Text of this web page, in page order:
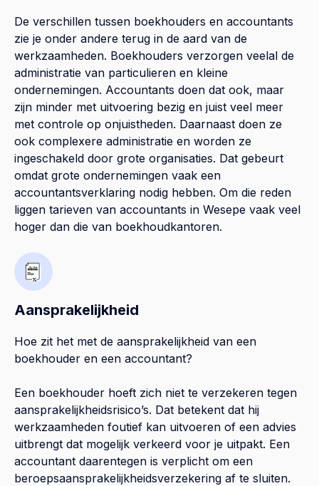
De verschillen tussen boekhouders en accountants
zie je onder andere terug in de aard van de
werkzaamheden. Boekhouders verzorgen veelal de
administratie van particulieren en kleine
ondernemingen. Accountants doen dat ook, maar
zijn minder met uitvoering bezig en juist veel meer
met controle op onjuistheden. Daarnaast doen ze
ook complexere administratie en worden ze
ingeschakeld door grote organisaties. Dat gebeurt
omdat grote ondernemingen vaak een
accountantsverklaring nodig hebben. Om die reden
liggen tarieven van accountants in Wesepe vaak veel
hoger dan die van boekhoudkantoren.
Aansprakelijkheid
Hoe zit het met de aansprakelijkheid van een
boekhouder en een accountant?
Een boekhouder hoeft zich niet te verzekeren tegen
aansprakelijkheidsrisico’s. Dat betekent dat hij
werkzaamheden foutief kan uitvoeren of een advies
uitbrengt dat mogelijk verkeerd voor je uitpakt. Een
accountant daarentegen is verplicht om een
beroepsaansprakelijkheidsverzekering af te sluiten.